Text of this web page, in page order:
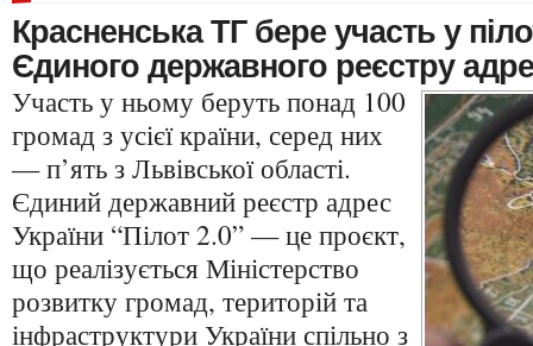
Красненська ТГ бере участь у
Єдиного державного реєстру
Участь у ньому беруть понад 100
громад з усієї країни, серед них
— п’ять з Львівської області.
Єдиний державний реєстр адрес
України “Пілот 2.0” — це проєкт,
що реалізується Міністерство
розвитку громад, територій та
інфраструктури України спільно з